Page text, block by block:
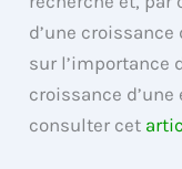
d’une
sur l’importance
croissance d’une
consulter cet